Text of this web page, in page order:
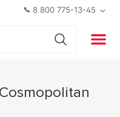
8 800 775-13-45